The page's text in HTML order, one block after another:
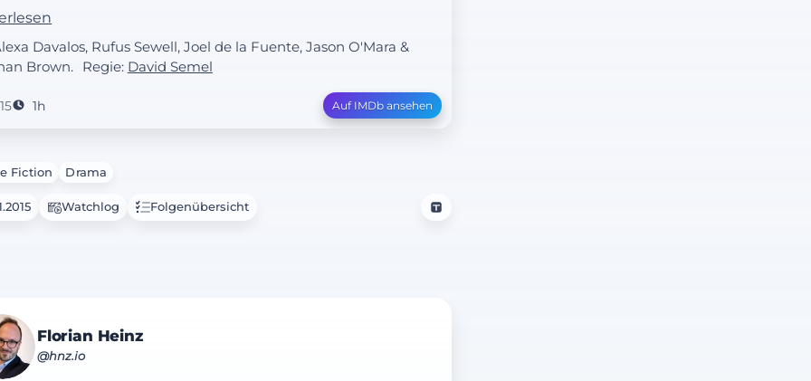
erschossen, kurz nachdem sie ihr eine mysteriöse
übergeben hat. Währenddessen schließt sich im
Reich an der Ostküste der junge Joe Blake
Widerstand an.
Davalos, Rufus Sewell, Joel de la Fuente, Jason O'Mara &
Brown.
Regie: David Semel
1h Auf IMDb ansehen
Fiction Drama
Watchlog Folgenübersicht
Florian Heinz
@hnz.io